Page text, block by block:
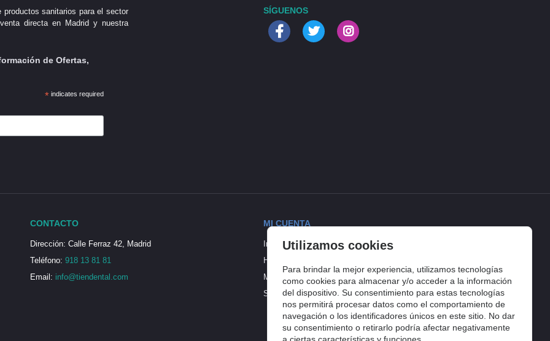
sanitarios para el sector
directa en Madrid y nuestra
de Ofertas,
* indicates required
SÍGUENOS
CONTACTO
Dirección: Calle Ferraz 42, Madrid
Teléfono: 918 13 81 81
Email: info@tiendental.com
MI CUENTA
Iniciar sesión
Historial de pedidos
Mi lista de compra
Seguimiento del pedido
Utilizamos cookies
Para brindar la mejor experiencia, utilizamos tecnologías
como cookies para almacenar y/o acceder a la información
del dispositivo. Su consentimiento para estas tecnologías
nos permitirá procesar datos como el comportamiento de
navegación o los identificadores únicos en este sitio. No dar
su consentimiento o retirarlo podría afectar negativamente